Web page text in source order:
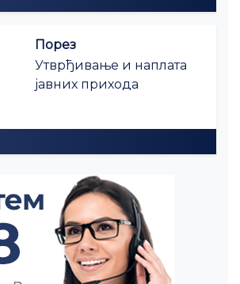
Порез
Утврђивање и наплата
јавних прихода